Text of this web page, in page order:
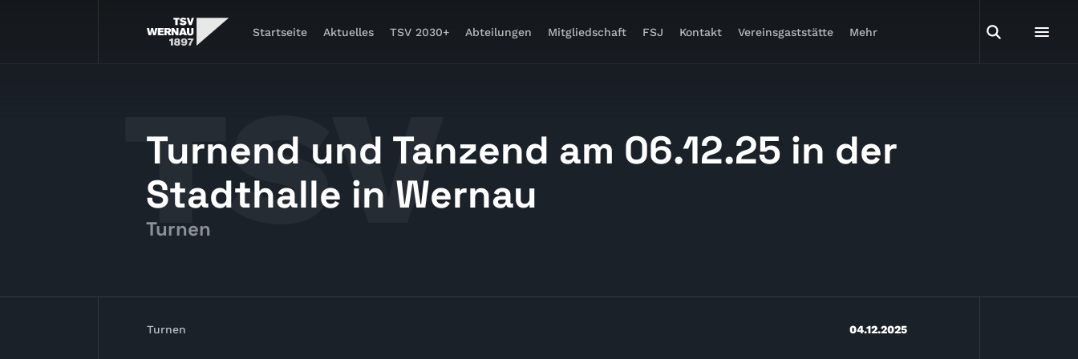
Startseite Aktuelles TSV 2030+ Abteilungen Mitgliedschaft FSJ Kontakt Vereinsgaststätte Mehr
Turnend und Tanzend am 06.12.25 in der
Stadthalle in Wernau
Turnen
Turnen 04.12.2025